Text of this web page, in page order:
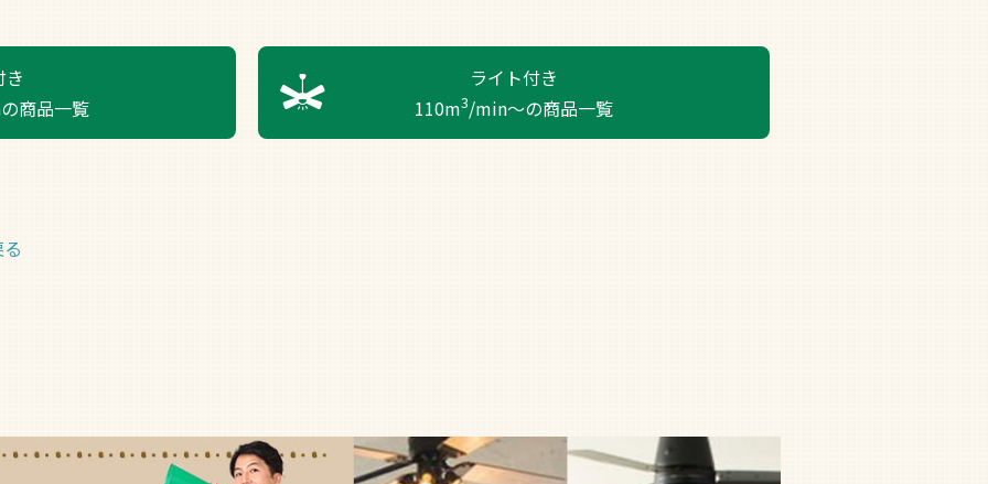
き
商品一覧
ライト付き
110m3/min～の商品一覧